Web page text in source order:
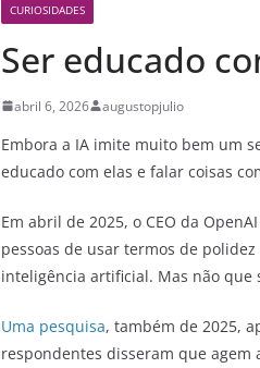
CURIOSIDADES
Ser educado
abril 6, 2026 augustopjulio
Embora a IA imite muito bem um
educado com elas e falar coisas
Em abril de 2025, o CEO da
pessoas de usar termos de
inteligência artificial. Mas não que
Uma pesquisa, também de 2025,
respondentes disseram que agem